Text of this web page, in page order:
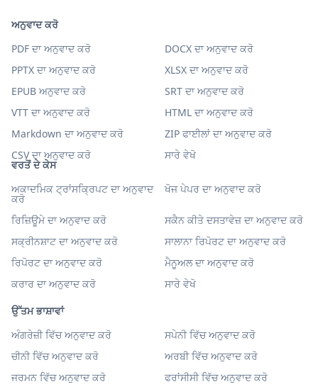
ਵਰਤੋਂ ਦੇ ਕੇਸ
ਅਕਾਦਮਿਕ ਟ੍ਰਾਂਸਕ੍ਰਿਪਟ ਦਾ ਅਨੁਵਾਦ
ਕਰੋ
ਖੋਜ ਪੇਪਰ ਦਾ ਅਨੁਵਾਦ ਕਰੋ
ਰਿਜ਼ਿਊਮੇ ਦਾ ਅਨੁਵਾਦ ਕਰੋ
ਸਕੈਨ ਕੀਤੇ ਦਸਤਾਵੇਜ਼ ਦਾ ਅਨੁਵਾਦ ਕਰੋ
ਸਕ੍ਰੀਨਸ਼ਾਟ ਦਾ ਅਨੁਵਾਦ ਕਰੋ
ਸਾਲਾਨਾ ਰਿਪੋਰਟ ਦਾ ਅਨੁਵਾਦ ਕਰੋ
ਰਿਪੋਰਟ ਦਾ ਅਨੁਵਾਦ ਕਰੋ
ਮੈਨੂਅਲ ਦਾ ਅਨੁਵਾਦ ਕਰੋ
ਕਰਾਰ ਦਾ ਅਨੁਵਾਦ ਕਰੋ
ਸਾਰੇ ਵੇਖੋ
ਉੱਤਮ ਭਾਸ਼ਾਵਾਂ
ਅੰਗਰੇਜ਼ੀ ਵਿੱਚ ਅਨੁਵਾਦ ਕਰੋ
ਸਪੇਨੀ ਵਿੱਚ ਅਨੁਵਾਦ ਕਰੋ
ਚੀਨੀ ਵਿੱਚ ਅਨੁਵਾਦ ਕਰੋ
ਅਰਬੀ ਵਿੱਚ ਅਨੁਵਾਦ ਕਰੋ
ਜਰਮਨ ਵਿੱਚ ਅਨੁਵਾਦ ਕਰੋ
ਫਰਾਂਸੀਸੀ ਵਿੱਚ ਅਨੁਵਾਦ ਕਰੋ
ਅਨੁਵਾਦ ਕਰੋ
PDF ਦਾ ਅਨੁਵਾਦ ਕਰੋ
DOCX ਦਾ ਅਨੁਵਾਦ ਕਰੋ
PPTX ਦਾ ਅਨੁਵਾਦ ਕਰੋ
XLSX ਦਾ ਅਨੁਵਾਦ ਕਰੋ
EPUB ਅਨੁਵਾਦ ਕਰੋ
SRT ਦਾ ਅਨੁਵਾਦ ਕਰੋ
VTT ਦਾ ਅਨੁਵਾਦ ਕਰੋ
HTML ਦਾ ਅਨੁਵਾਦ ਕਰੋ
Markdown ਦਾ ਅਨੁਵਾਦ ਕਰੋ
ZIP ਫਾਈਲਾਂ ਦਾ ਅਨੁਵਾਦ ਕਰੋ
CSV ਦਾ ਅਨੁਵਾਦ ਕਰੋ
ਸਾਰੇ ਵੇਖੋ